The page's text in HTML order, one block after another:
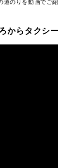
道のりを動画でご
からタクシ